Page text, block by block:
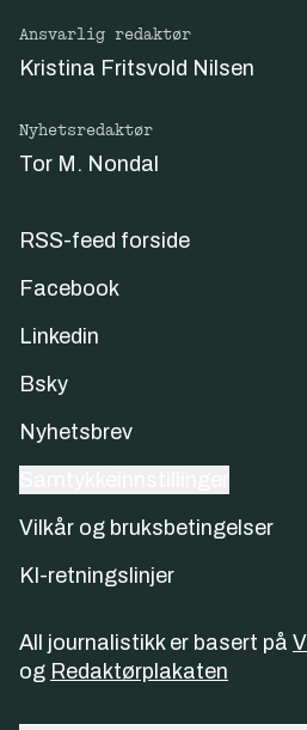
Ansvarlig redaktør
Kristina Fritsvold Nilsen
Nyhetsredaktør
Tor M. Nondal
RSS-feed forside
Facebook
Linkedin
Bsky
Nyhetsbrev
Vilkår og bruksbetingelser
KI-retningslinjer
All journalistikk er basert på
og Redaktørplakaten